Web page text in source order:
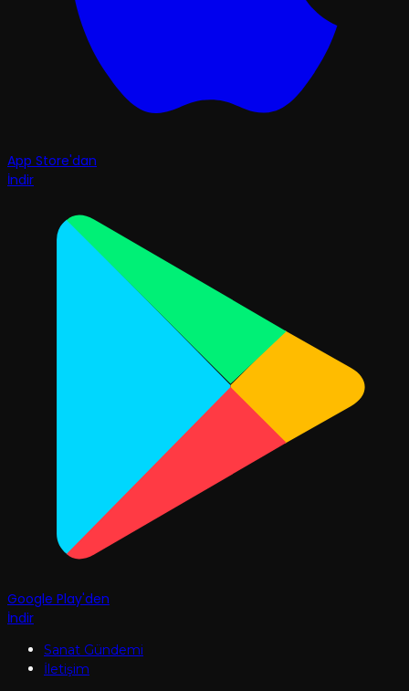
App Store'dan
İndir
Google Play'den
İndir
Sanat Gündemi
İletişim